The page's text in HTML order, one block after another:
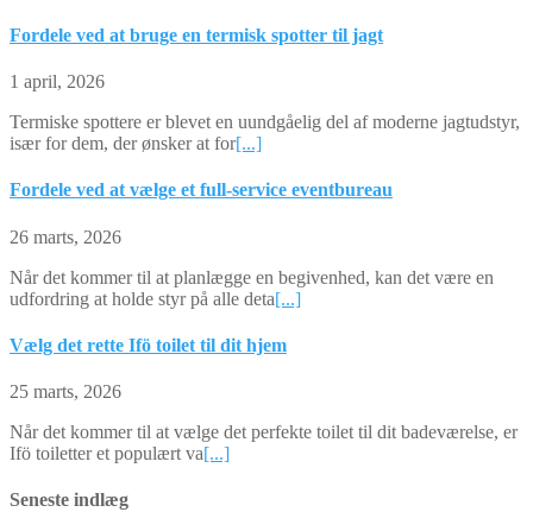
Fordele ved at bruge en termisk spotter til jagt
1 april, 2026
Termiske spottere er blevet en uundgåelig del af moderne jagtudstyr,
især for dem, der ønsker at for[...]
Fordele ved at vælge et full-service eventbureau
26 marts, 2026
Når det kommer til at planlægge en begivenhed, kan det være en
udfordring at holde styr på alle deta[...]
Vælg det rette Ifö toilet til dit hjem
25 marts, 2026
Når det kommer til at vælge det perfekte toilet til dit badeværelse, er
Ifö toiletter et populært va[...]
Seneste indlæg